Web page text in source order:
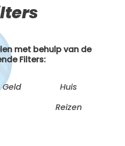
met behulp van de
Filters:
Geld
Huis
Reizen